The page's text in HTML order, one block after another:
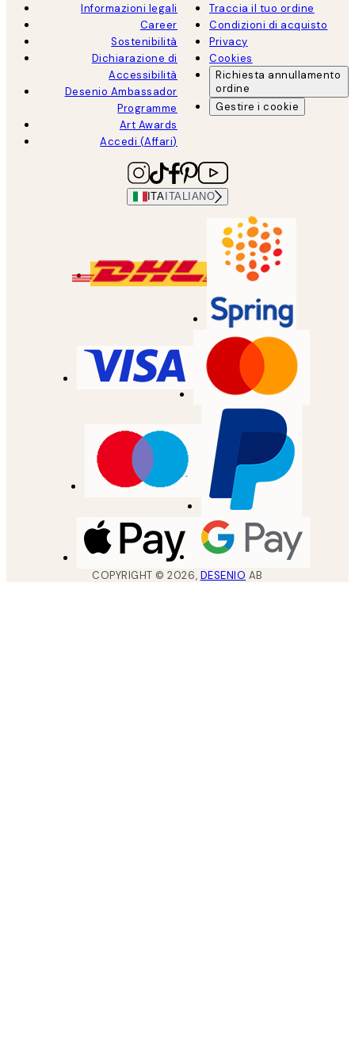
Informazioni legali
Career
Sostenibilità
Dichiarazione di
Accessibilità
Desenio Ambassador
Programme
Art Awards
Accedi (Affari)
Traccia il tuo ordine
Condizioni di acquisto
Privacy
Cookies
Richiesta annullamento
ordine
Gestire i cookie
ITA ITALIANO
COPYRIGHT ©2026, DESENIO AB